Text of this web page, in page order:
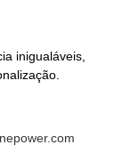
inigualáveis,